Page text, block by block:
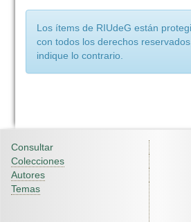
Los ítems de RIUdeG están
con todos los derechos
indique lo contrario.
Consultar
Colecciones
Autores
Temas